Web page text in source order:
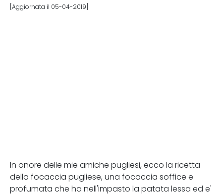
[Aggiornata il 05-04-2019]
In onore delle mie amiche pugliesi, ecco la ricetta
della focaccia pugliese, una focaccia soffice e
profumata che ha nell'impasto la patata lessa ed e'